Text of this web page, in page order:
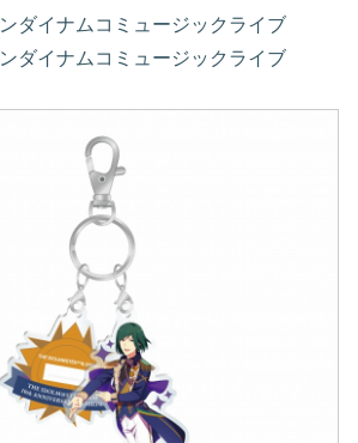
ダイナムコミュージックライブ
ダイナムコミュージックライブ